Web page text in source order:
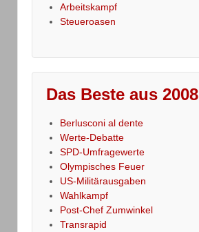
Arbeitskampf
Steueroasen
Das Beste aus 2008
Berlusconi al dente
Werte-Debatte
SPD-Umfragewerte
Olympisches Feuer
US-Militärausgaben
Wahlkampf
Post-Chef Zumwinkel
Transrapid